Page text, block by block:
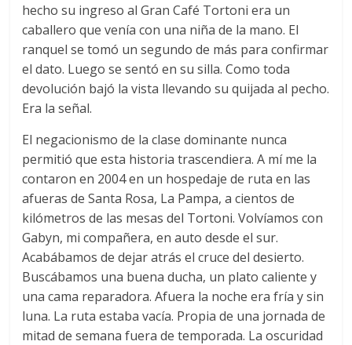
hecho su ingreso al Gran Café Tortoni era un
caballero que venía con una niña de la mano. El
ranquel se tomó un segundo de más para confirmar
el dato. Luego se sentó en su silla. Como toda
devolución bajó la vista llevando su quijada al pecho.
Era la señal.
El negacionismo de la clase dominante nunca
permitió que esta historia trascendiera. A mí me la
contaron en 2004 en un hospedaje de ruta en las
afueras de Santa Rosa, La Pampa, a cientos de
kilómetros de las mesas del Tortoni. Volvíamos con
Gabyn, mi compañera, en auto desde el sur.
Acabábamos de dejar atrás el cruce del desierto.
Buscábamos una buena ducha, un plato caliente y
una cama reparadora. Afuera la noche era fría y sin
luna. La ruta estaba vacía. Propia de una jornada de
mitad de semana fuera de temporada. La oscuridad